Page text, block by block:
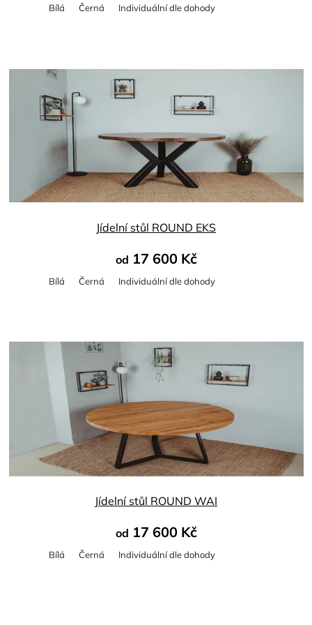
hodnocení
produktu
5,0
5
hvězdiček.
Bílá Černá Individuální dle dohody
Jídelní stůl ROUND EKS
hodnocení
produktu
je
4,8
z
5
hvězdiček.
od 17 600 Kč
Bílá Černá Individuální dle dohody
Jídelní stůl ROUND WAI
od 17 600 Kč
Bílá Černá Individuální dle dohody